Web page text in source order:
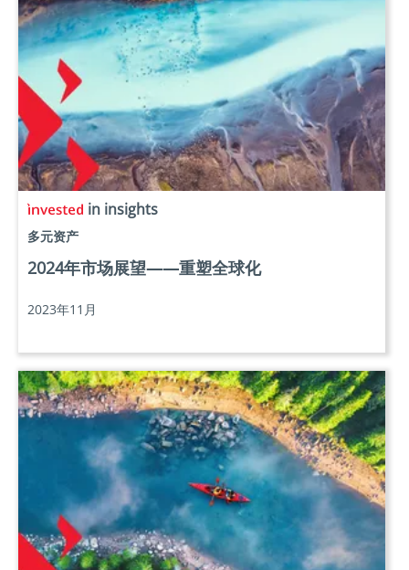
in insights
多元资产
2024年市场展望——重塑全球化
2023年11月